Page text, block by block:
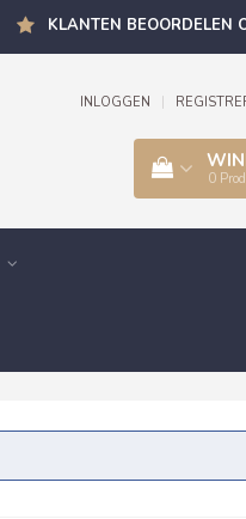
KLANTEN BEOORDELEN
INLOGGEN
0